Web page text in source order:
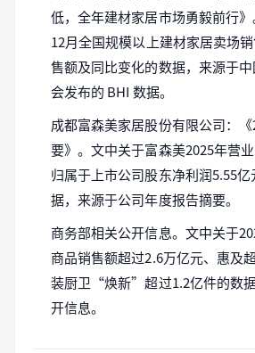
低，全年建材家居市场勇毅前行
12月全国规模以上建材家居卖场
售额及同比变化的数据，来源于
会发布的 BHI 数据。
成都富森美家居股份有限公司：
要》。文中关于富森美2025年营业
归属于上市公司股东净利润5.55
据，来源于公司年度报告摘要。
商务部相关公开信息。文中关于
商品销售额超过2.6万亿元、惠及
装厨卫“焕新”超过1.2亿件的数
开信息。